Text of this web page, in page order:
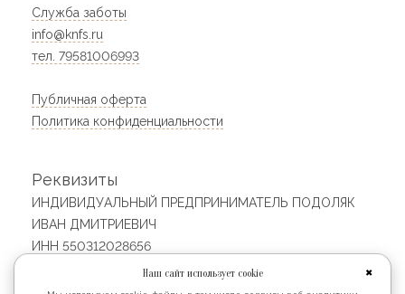
Служба заботы
info@knfs.ru
тел. 79581006993
Публичная оферта
Политика конфиденциальности
Реквизиты
ИНДИВИДУАЛЬНЫЙ ПРЕДПРИНИМАТЕЛЬ ПОДОЛЯК
ИВАН ДМИТРИЕВИЧ
ИНН 550312028656
ОГРНИП 313554323100233
Юридический адрес: 640023, Россия, Курганская
✖
Наш сайт использует cookie